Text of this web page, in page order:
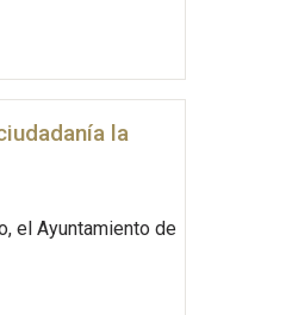
la
el Ayuntamiento de